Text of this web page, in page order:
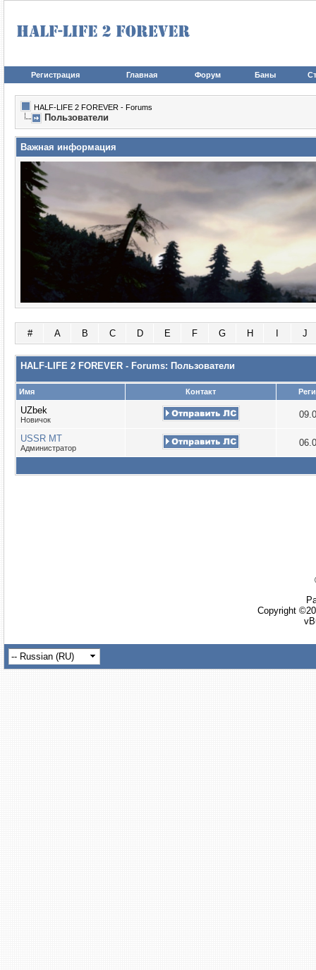
Регистрация Главная Форум Баны
HALF-LIFE 2 FOREVER - Forums
Пользователи
Важная информация
# A B C D E F G H J
HALF-LIFE 2 FOREVER - Forums: Пользователи
Имя Контакт
UZbek
Новичок
USSR MT
Администратор
Copyright